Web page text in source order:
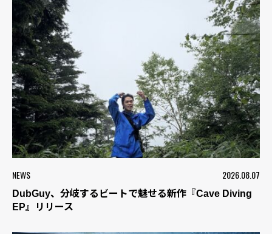
NEWS 2026.08.07
DubGuy、分岐するビートで魅せる新作『Cave Diving
EP』リリース